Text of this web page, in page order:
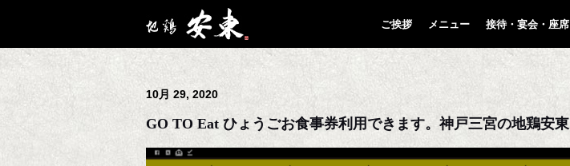
ご挨拶 メニュー 接待・宴会・座席
10月 29, 2020
GO TO Eat ひょうごお食事券利用できます。神戸三宮の地鶏安東